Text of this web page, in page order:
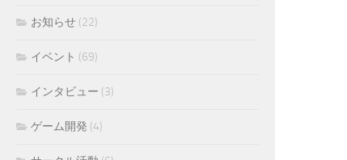
お知らせ (22)
イベント (69)
インタビュー (3)
ゲーム開発 (4)